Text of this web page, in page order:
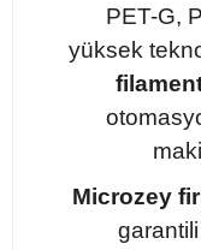
PET-G,
yüksek
Microzey